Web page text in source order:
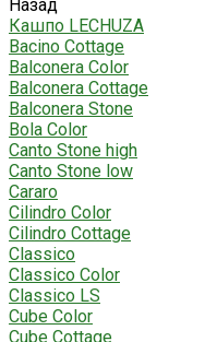
Назад
Кашпо LECHUZA
Bacino Cottage
Balconera Color
Balconera Cottage
Balconera Stone
Bola Color
Canto Stone high
Canto Stone low
Cararo
Cilindro Color
Cilindro Cottage
Classico
Classico Color
Classico LS
Cube Color
Cube Cottage